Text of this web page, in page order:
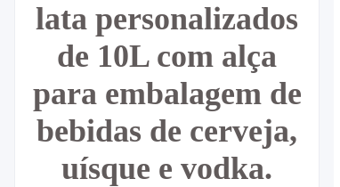
lata personalizados
de 10L com alça
para embalagem de
bebidas de cerveja,
uísque e vodka.